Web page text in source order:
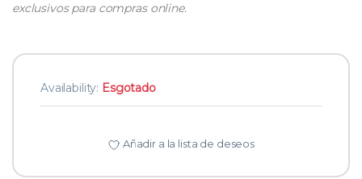
exclusivos para compras online.
Availability: Esgotado
Añadir a la lista de deseos